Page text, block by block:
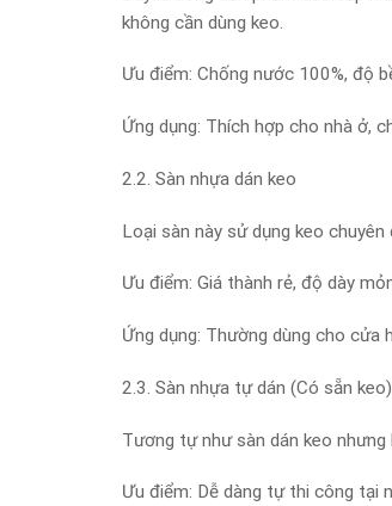
không cần dùng keo.
Ưu điểm: Chống nước 100%, độ
Ứng dụng: Thích hợp cho nhà ở,
2.2. Sàn nhựa dán keo
Loại sàn này sử dụng keo
Ưu điểm: Giá thành rẻ, độ dày
Ứng dụng: Thường dùng cho cửa
2.3. Sàn nhựa tự dán (Có sẵn keo)
Tương tự như sàn dán keo
Ưu điểm: Dễ dàng tự thi công tại